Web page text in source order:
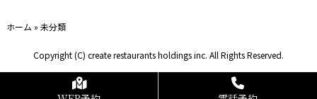
ホーム »未分類
Copyright (C) create restaurants holdings inc. All Rights Reserved.